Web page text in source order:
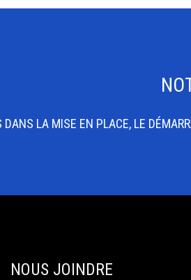
LA MISE EN PLACE, LE
NOUS JOINDRE